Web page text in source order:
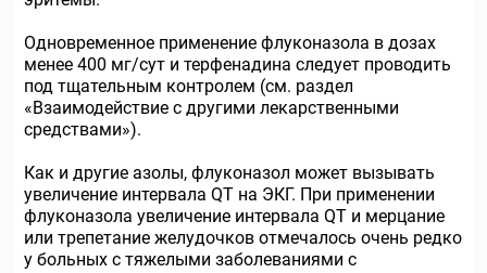
Одновременное применение флуконазола в дозах
менее 400 мг/сут и терфенадина следует проводить
под тщательным контролем (см. раздел
«Взаимодействие с другими лекарственными
средствами»).
Как и другие азолы, флуконазол может вызывать
увеличение интервала QT на ЭКГ. При применении
флуконазола увеличение интервала QT и мерцание
или трепетание желудочков отмечалось очень редко
у больных с тяжелыми заболеваниями с